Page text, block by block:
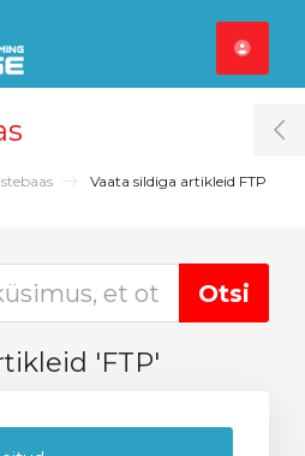
Vaata sildiga artikleid FTP
'FTP'